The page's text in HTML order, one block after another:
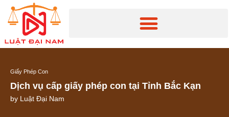
Giấy Phép Con
Dịch vụ cấp giấy phép con tại Tỉnh Bắc Kạn
by Luật Đại Nam